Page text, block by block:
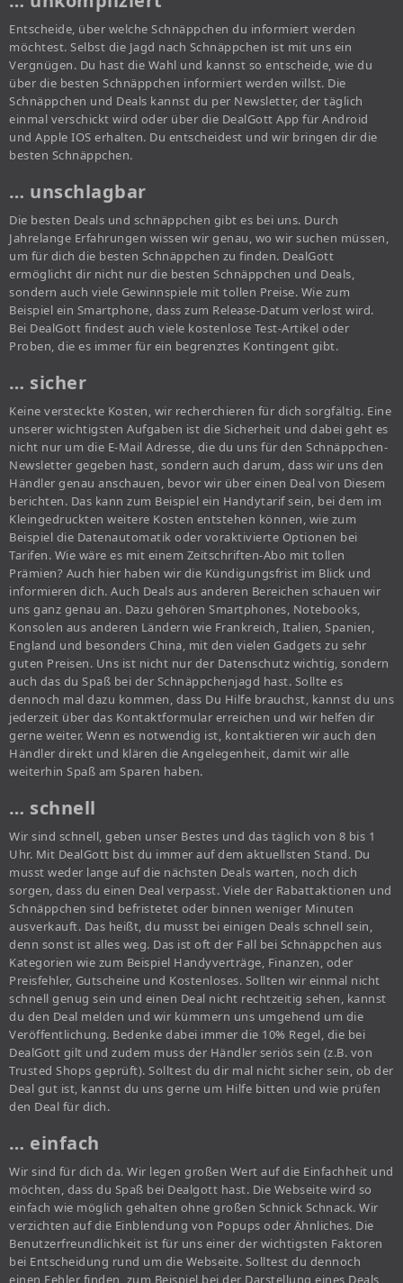
Entscheide, über welche Schnäppchen du informiert werden
möchtest. Selbst die Jagd nach Schnäppchen ist mit uns ein
Vergnügen. Du hast die Wahl und kannst so entscheide, wie du
über die besten Schnäppchen informiert werden willst. Die
Schnäppchen und Deals kannst du per Newsletter, der täglich
einmal verschickt wird oder über die DealGott App für Android
und Apple IOS erhalten. Du entscheidest und wir bringen dir die
besten Schnäppchen.
… unschlagbar
Die besten Deals und schnäppchen gibt es bei uns. Durch
Jahrelange Erfahrungen wissen wir genau, wo wir suchen müssen,
um für dich die besten Schnäppchen zu finden. DealGott
ermöglicht dir nicht nur die besten Schnäppchen und Deals,
sondern auch viele Gewinnspiele mit tollen Preise. Wie zum
Beispiel ein Smartphone, dass zum Release-Datum verlost wird.
Bei DealGott findest auch viele kostenlose Test-Artikel oder
Proben, die es immer für ein begrenztes Kontingent gibt.
… sicher
Keine versteckte Kosten, wir recherchieren für dich sorgfältig. Eine
unserer wichtigsten Aufgaben ist die Sicherheit und dabei geht es
nicht nur um die E-Mail Adresse, die du uns für den Schnäppchen-
Newsletter gegeben hast, sondern auch darum, dass wir uns den
Händler genau anschauen, bevor wir über einen Deal von Diesem
berichten. Das kann zum Beispiel ein Handytarif sein, bei dem im
Kleingedruckten weitere Kosten entstehen können, wie zum
Beispiel die Datenautomatik oder voraktivierte Optionen bei
Tarifen. Wie wäre es mit einem Zeitschriften-Abo mit tollen
Prämien? Auch hier haben wir die Kündigungsfrist im Blick und
informieren dich. Auch Deals aus anderen Bereichen schauen wir
uns ganz genau an. Dazu gehören Smartphones, Notebooks,
Konsolen aus anderen Ländern wie Frankreich, Italien, Spanien,
England und besonders China, mit den vielen Gadgets zu sehr
guten Preisen. Uns ist nicht nur der Datenschutz wichtig, sondern
auch das du Spaß bei der Schnäppchenjagd hast. Sollte es
dennoch mal dazu kommen, dass Du Hilfe brauchst, kannst du uns
jederzeit über das Kontaktformular erreichen und wir helfen dir
gerne weiter. Wenn es notwendig ist, kontaktieren wir auch den
Händler direkt und klären die Angelegenheit, damit wir alle
weiterhin Spaß am Sparen haben.
… schnell
Wir sind schnell, geben unser Bestes und das täglich von 8 bis 1
Uhr. Mit DealGott bist du immer auf dem aktuellsten Stand. Du
musst weder lange auf die nächsten Deals warten, noch dich
sorgen, dass du einen Deal verpasst. Viele der Rabattaktionen und
Schnäppchen sind befristetet oder binnen weniger Minuten
ausverkauft. Das heißt, du musst bei einigen Deals schnell sein,
denn sonst ist alles weg. Das ist oft der Fall bei Schnäppchen aus
Kategorien wie zum Beispiel Handyverträge, Finanzen, oder
Preisfehler, Gutscheine und Kostenloses. Sollten wir einmal nicht
schnell genug sein und einen Deal nicht rechtzeitig sehen, kannst
du den Deal melden und wir kümmern uns umgehend um die
Veröffentlichung. Bedenke dabei immer die 10% Regel, die bei
DealGott gilt und zudem muss der Händler seriös sein (z.B. von
Trusted Shops geprüft). Solltest du dir mal nicht sicher sein, ob der
Deal gut ist, kannst du uns gerne um Hilfe bitten und wie prüfen
den Deal für dich.
… einfach
Wir sind für dich da. Wir legen großen Wert auf die Einfachheit und
möchten, dass du Spaß bei Dealgott hast. Die Webseite wird so
einfach wie möglich gehalten ohne großen Schnick Schnack. Wir
verzichten auf die Einblendung von Popups oder Ähnliches. Die
Benutzerfreundlichkeit ist für uns einer der wichtigsten Faktoren
bei Entscheidung rund um die Webseite. Solltest du dennoch
einen Fehler finden, zum Beispiel bei der Darstellung eines Deals,